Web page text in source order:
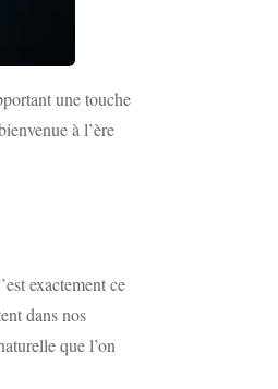
une touche
à l’ère
exactement ce
dans nos
que l’on